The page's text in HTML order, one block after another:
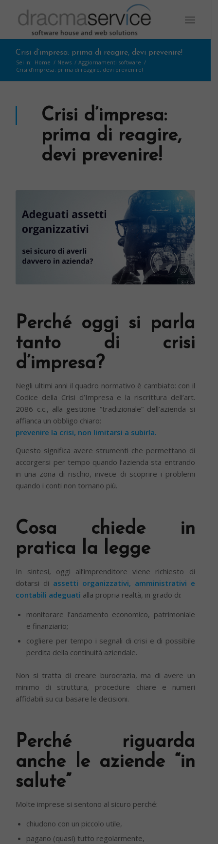
Crisi d’impresa: prima di reagire, devi prevenire!
Sei in: Home / News / Aggiornamenti software /
Crisi d’impresa: prima di reagire, devi prevenire!
Crisi d’impresa:
prima di reagire,
devi prevenire!
Perché oggi si parla
tanto di crisi
d’impresa?
Negli ultimi anni il quadro normativo è cambiato: con il
Codice della Crisi d’Impresa e la riscrittura dell’art.
2086 c.c., alla gestione “tradizionale” dell’azienda si
affianca un obbligo chiaro:
prevenire la crisi, non limitarsi a subirla.
Questo significa avere strumenti che permettano di
accorgersi per tempo quando l’azienda sta entrando
in una zona di rischio, invece di scoprire i problemi
quando i conti non tornano più.
Cosa chiede in
pratica la legge
In sintesi, oggi all’imprenditore viene richiesto di
dotarsi di assetti organizzativi, amministrativi e
contabili adeguati alla propria realtà, in grado di:
monitorare l’andamento economico, patrimoniale
e finanziario;
cogliere per tempo i segnali di crisi e di possibile
perdita della continuità aziendale.
Non si tratta di creare burocrazia, ma di avere un
minimo di struttura, procedure chiare e numeri
affidabili su cui basare le decisioni.
Perché riguarda
anche le aziende “in
salute”
Molte imprese si sentono al sicuro perché:
chiudono con un piccolo utile,
pagano (quasi) tutto regolarmente,